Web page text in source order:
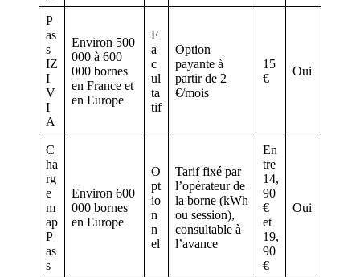
P
as
s
IZ
I
V
I
A
Environ 500
000 à 600
000 bornes
en France et
en Europe
F
a
c
ul
ta
tif
Option
payante à
partir de 2
€/mois
15
€
Oui
C
ha
rg
e
m
ap
P
as
s
Environ 600
000 bornes
en Europe
O
pt
io
n
n
el
Tarif fixé par
l’opérateur de
la borne (kWh
ou session),
consultable à
l’avance
En
tre
14,
90
€
et
19,
90
€
Oui